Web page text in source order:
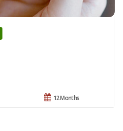
12 Months